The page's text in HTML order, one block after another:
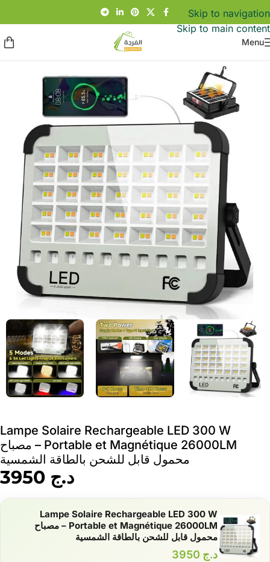
Skip to navigation
Skip to main content
Menu
Lampe Solaire Rechargeable LED 300 W
Portable et Magnétique 26000LM – مصباح
محمول قابل للشحن بالطاقة الشمسية
د.ج
Lampe Solaire Rechargeable LED 300 W
Portable et Magnétique 26000LM – مصباح
محمول قابل للشحن بالطاقة الشمسية
د.ج